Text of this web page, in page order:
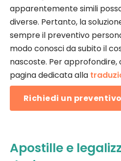
apparentemente simili
diverse. Pertanto, la
sempre il preventivo
modo conosci da subito il
nascoste. Per approfondire,
pagina dedicata alla
Richiedi un
Apostille e